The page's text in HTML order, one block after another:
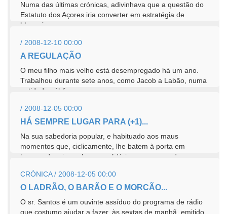
Numa das últimas crónicas, adivinhava que a questão do
Estatuto dos Açores iria converter em estratégia de
bloqueio a...
/ 2008-12-10 00:00
A REGULAÇÃO
O meu filho mais velho está desempregado há um ano.
Trabalhou durante sete anos, como Jacob a Labão, numa
entidade pública,...
/ 2008-12-05 00:00
HÁ SEMPRE LUGAR PARA (+1)...
Na sua sabedoria popular, e habituado aos maus
momentos que, ciclicamente, lhe batem à porta em
tempos de crise, o bom e solidário povo responde...
CRÓNICA / 2008-12-05 00:00
O LADRÃO, O BARÃO E O MORCÃO...
O sr. Santos é um ouvinte assíduo do programa de rádio
que costumo ajudar a fazer, às sextas de manhã, emitido